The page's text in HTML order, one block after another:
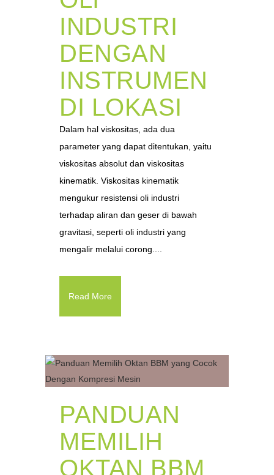
INDUSTRI
DENGAN
INSTRUMEN
DI LOKASI
Dalam hal viskositas, ada dua
parameter yang dapat ditentukan, yaitu
viskositas absolut dan viskositas
kinematik. Viskositas kinematik
mengukur resistensi oli industri
terhadap aliran dan geser di bawah
gravitasi, seperti oli industri yang
mengalir melalui corong....
Read More
PANDUAN
MEMILIH
OKTAN BBM